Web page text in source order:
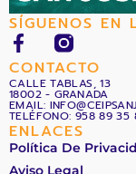
SÍGUENOS EN
F
a
c
e
b
o
o
CONTACTO
CALLE TABLAS, 13
18002 - GRANADA
EMAIL:
TELÉFONO: 958 89 35
ENLACES
Política De
Aviso Legal